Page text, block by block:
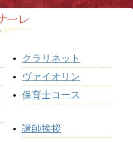
クラリネット
ヴァイオリン
保育士コース
講師挨拶